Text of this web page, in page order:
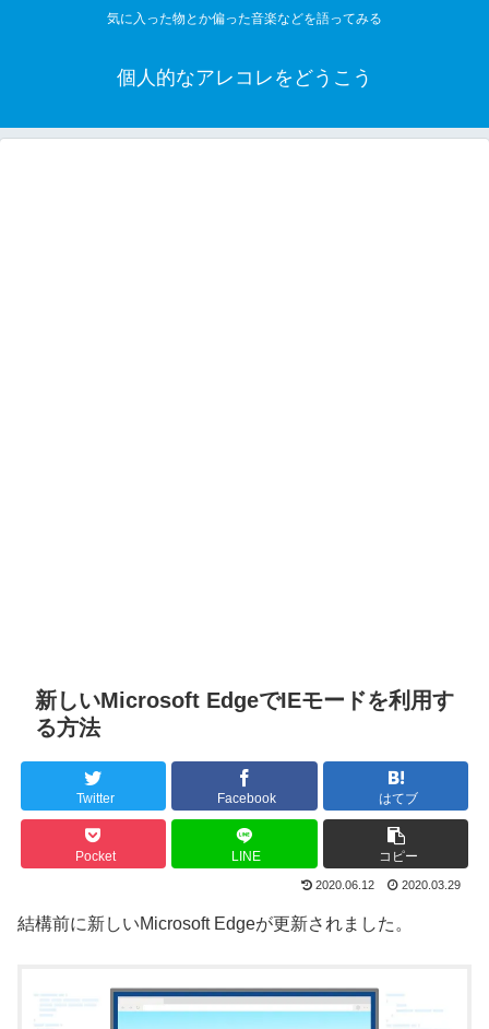
気に入った物とか偏った音楽などを語ってみる
個人的なアレコレをどうこう
新しいMicrosoft EdgeでIEモードを利用す
る方法
Twitter Facebook はてブ
Pocket LINE コピー
2020.06.12 2020.03.29
結構前に新しいMicrosoft Edgeが更新されました。